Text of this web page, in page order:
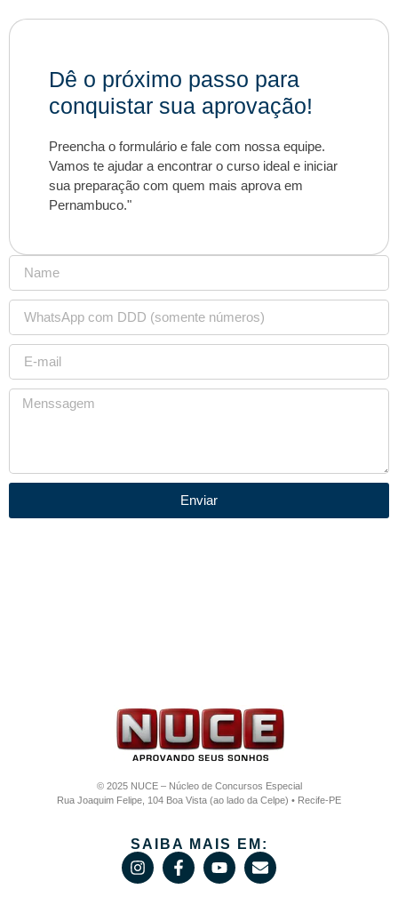
Dê o próximo passo para
conquistar sua aprovação!
Preencha o formulário e fale com nossa equipe.
Vamos te ajudar a encontrar o curso ideal e iniciar
sua preparação com quem mais aprova em
Pernambuco."
Enviar
© 2025 NUCE – Núcleo de Concursos Especial
Rua Joaquim Felipe, 104 Boa Vista (ao lado da Celpe) • Recife-PE
SAIBA MAIS EM: